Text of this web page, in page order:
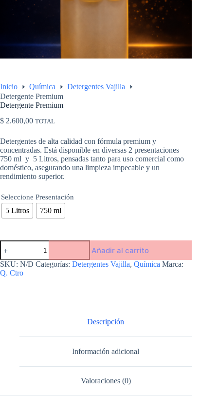
Inicio Química
Detergentes Vajilla
Detergente Premium
Detergente Premium
$ 2.600,00 TOTAL
Detergentes de alta calidad con fórmula premium y
concentradas. Está disponible en diversas 2 presentaciones
750 ml y 5 Litros, pensadas tanto para uso comercial como
doméstico, asegurando una limpieza impecable y un
rendimiento superior.
Seleccione Presentación
5 Litros 750 ml
Detergente
Premium
cantidad
Añadir al carrito
SKU: N/D Categorías: Detergentes Vajilla, Química Marca:
Q. Ctro
Descripción
Información adicional
Valoraciones (0)